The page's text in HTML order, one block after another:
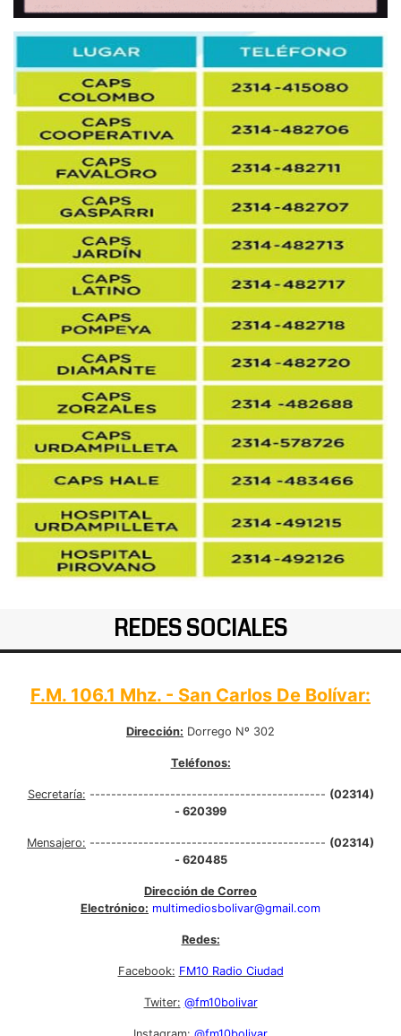
REDES SOCIALES
F.M. 106.1 Mhz. - San Carlos De Bolívar:
Dirección: Dorrego Nº 302
Teléfonos:
Secretaría: -------------------------------------------- (02314)
- 620399
Mensajero: -------------------------------------------- (02314)
- 620485
Dirección de Correo
Electrónico: multimediosbolivar@gmail.com
Redes:
Facebook: FM10 Radio Ciudad
Twiter: @fm10bolivar